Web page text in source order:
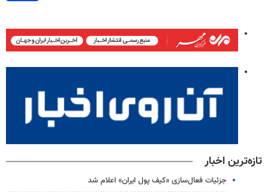
تازه‌ترین اخبار
جزئیات فعال‌سازی «کیف پول ایران» اعلام شد